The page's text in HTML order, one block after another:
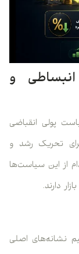
و
پولی انقباضی
تحریک رشد و
از این سیاست‌ها
دارند.
نشانه‌های اصلی